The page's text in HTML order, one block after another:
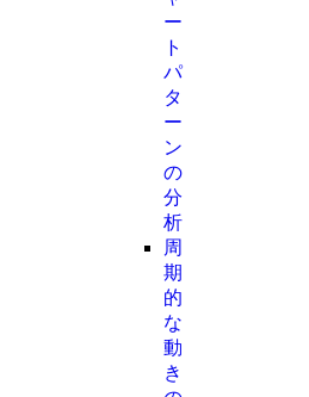
ー
ト
パ
タ
ー
ン
の
分
析
周
期
的
な
動
き